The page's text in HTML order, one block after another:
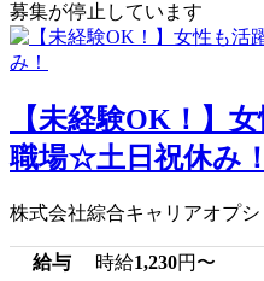
募集が停止しています
【未経験OK！】
職場☆土日祝休み！
株式会社綜合キャリアオプシ
給与 時給1,230円〜